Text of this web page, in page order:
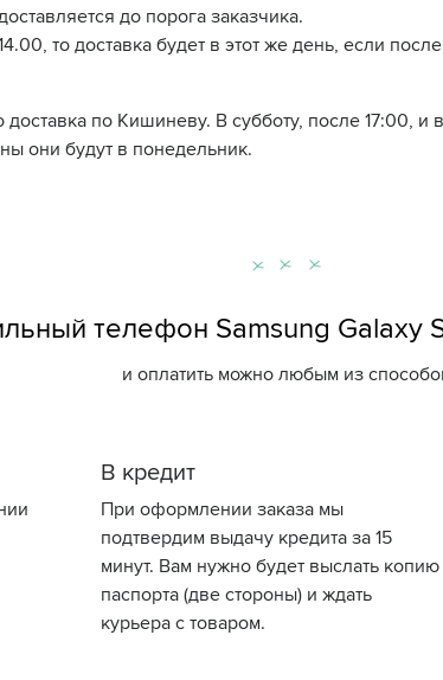
до порога заказчика.
то доставка будет в этот же день, если
доставка по Кишиневу. В субботу, после 17:00,
они будут в понедельник.
телефон Samsung Galaxy
и оплатить можно любым из
В кредит
При оформлении заказа мы
подтвердим выдачу кредита за 15
минут. Вам нужно будет выслать копию
паспорта (две стороны) и ждать
курьера с товаром.